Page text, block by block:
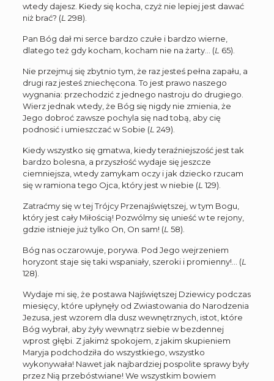
wtedy dajesz. Kiedy się kocha, czyż nie lepiej jest dawać
niż brać? (L 298).
Pan Bóg dał mi serce bardzo czułe i bardzo wierne,
dlatego też gdy kocham, kocham nie na żarty… (L 65).
Nie przejmuj się zbytnio tym, że raz jesteś pełna zapału, a
drugi raz jesteś zniechęcona. To jest prawo naszego
wygnania: przechodzić z jednego nastroju do drugiego.
Wierz jednak wtedy, że Bóg się nigdy nie zmienia, że
Jego dobroć zawsze pochyla się nad tobą, aby cię
podnosić i umieszczać w Sobie (L 249).
Kiedy wszystko się gmatwa, kiedy teraźniejszość jest tak
bardzo bolesna, a przyszłość wydaje się jeszcze
ciemniejsza, wtedy zamykam oczy i jak dziecko rzucam
się w ramiona tego Ojca, który jest w niebie (L 129).
Zatraćmy się w tej Trójcy Przenajświętszej, w tym Bogu,
który jest cały Miłością! Pozwólmy się unieść w te rejony,
gdzie istnieje już tylko On, On sam! (L 58).
Bóg nas oczarowuje, porywa. Pod Jego wejrzeniem
horyzont staje się taki wspaniały, szeroki i promienny!… (L
128).
Wydaje mi się, że postawa Najświętszej Dziewicy podczas
miesięcy, które upłynęły od Zwiastowania do Narodzenia
Jezusa, jest wzorem dla dusz wewnętrznych, istot, które
Bóg wybrał, aby żyły wewnątrz siebie w bezdennej
wprost głębi. Z jakimż spokojem, z jakim skupieniem
Maryja podchodziła do wszystkiego, wszystko
wykonywała! Nawet jak najbardziej pospolite sprawy były
przez Nią przebóstwiane! We wszystkim bowiem